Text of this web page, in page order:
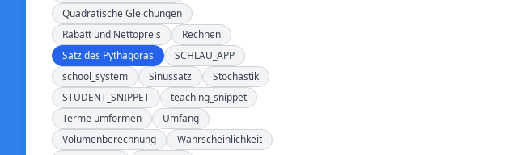
Quadratische Gleichungen
Rabatt und Nettopreis
Rechnen
Satz des Pythagoras
SCHLAU_APP
school_system
Sinussatz
Stochastik
STUDENT_SNIPPET
teaching_snippet
Terme umformen
Umfang
Volumenberechnung
Wahrscheinlichkeit